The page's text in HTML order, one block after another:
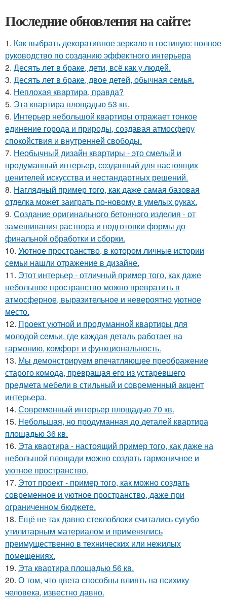
Последние обновления на сайте:
1. Как выбрать декоративное зеркало в гостиную: полное
руководство по созданию эффектного интерьера
2. Десять лет в браке, дети, всё как у людей.
3. Десять лет в браке, двое детей, обычная семья.
4. Неплохая квартира, правда?
5. Эта квартира площадью 53 кв.
6. Интерьер небольшой квартиры отражает тонкое
единение города и природы, создавая атмосферу
спокойствия и внутренней свободы.
7. Необычный дизайн квартиры - это смелый и
продуманный интерьер, созданный для настоящих
ценителей искусства и нестандартных решений.
8. Наглядный пример того, как даже самая базовая
отделка может заиграть по-новому в умелых руках.
9. Создание оригинального бетонного изделия - от
замешивания раствора и подготовки формы до
финальной обработки и сборки.
10. Уютное пространство, в котором личные истории
семьи нашли отражение в дизайне.
11. Этот интерьер - отличный пример того, как даже
небольшое пространство можно превратить в
атмосферное, выразительное и невероятно уютное
место.
12. Проект уютной и продуманной квартиры для
молодой семьи, где каждая деталь работает на
гармонию, комфорт и функциональность.
13. Мы демонстрируем впечатляющее преображение
старого комода, превращая его из устаревшего
предмета мебели в стильный и современный акцент
интерьера.
14. Современный интерьер площадью 70 кв.
15. Небольшая, но продуманная до деталей квартира
площадью 36 кв.
16. Эта квартира - настоящий пример того, как даже на
небольшой площади можно создать гармоничное и
уютное пространство.
17. Этот проект - пример того, как можно создать
современное и уютное пространство, даже при
ограниченном бюджете.
18. Ещё не так давно стеклоблоки считались сугубо
утилитарным материалом и применялись
преимущественно в технических или нежилых
помещениях.
19. Эта квартира площадью 56 кв.
20. О том, что цвета способны влиять на психику
человека, известно давно.